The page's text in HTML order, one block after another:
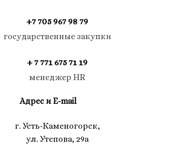
+7 705 967 98 79
государственные закупки
+ 7 771 675 71 19
менеджер HR
Адрес и E-mail
г. Усть-Каменогорск,
ул. Утепова, 29а